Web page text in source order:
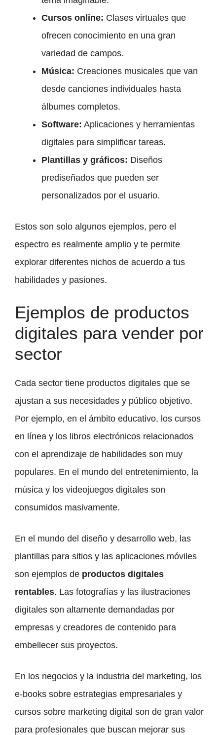
Cursos online: Clases virtuales que
ofrecen conocimiento en una gran
variedad de campos.
Música: Creaciones musicales que van
desde canciones individuales hasta
álbumes completos.
Software: Aplicaciones y herramientas
digitales para simplificar tareas.
Plantillas y gráficos: Diseños
prediseñados que pueden ser
personalizados por el usuario.
Estos son solo algunos ejemplos, pero el
espectro es realmente amplio y te permite
explorar diferentes nichos de acuerdo a tus
habilidades y pasiones.
Ejemplos de productos
digitales para vender por
sector
Cada sector tiene productos digitales que se
ajustan a sus necesidades y público objetivo.
Por ejemplo, en el ámbito educativo, los cursos
en línea y los libros electrónicos relacionados
con el aprendizaje de habilidades son muy
populares. En el mundo del entretenimiento, la
música y los videojuegos digitales son
consumidos masivamente.
En el mundo del diseño y desarrollo web, las
plantillas para sitios y las aplicaciones móviles
son ejemplos de productos digitales
rentables. Las fotografías y las ilustraciones
digitales son altamente demandadas por
empresas y creadores de contenido para
embellecer sus proyectos.
En los negocios y la industria del marketing, los
e-books sobre estrategias empresariales y
cursos sobre marketing digital son de gran valor
para profesionales que buscan mejorar sus